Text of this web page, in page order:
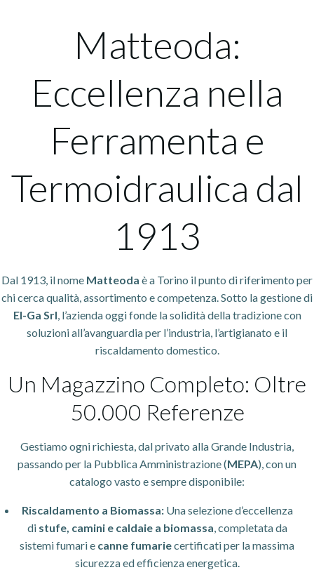
Matteoda:
Eccellenza nella
Ferramenta e
Termoidraulica dal
1913
Dal 1913, il nome Matteoda è a Torino il punto di riferimento per
chi cerca qualità, assortimento e competenza. Sotto la gestione di
El-Ga Srl, l’azienda oggi fonde la solidità della tradizione con
soluzioni all’avanguardia per l’industria, l’artigianato e il
riscaldamento domestico.
Un Magazzino Completo: Oltre
50.000 Referenze
Gestiamo ogni richiesta, dal privato alla Grande Industria,
passando per la Pubblica Amministrazione (MEPA), con un
catalogo vasto e sempre disponibile:
Riscaldamento a Biomassa:Una selezione d’eccellenza
di stufe, camini e caldaie a biomassa, completata da
sistemi fumari e canne fumariecertificati per la massima
sicurezza ed efficienza energetica.